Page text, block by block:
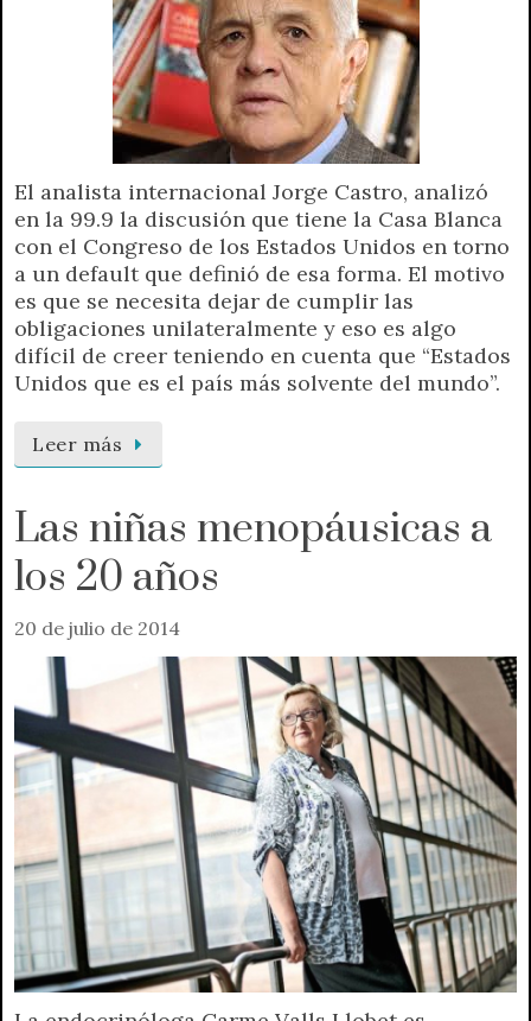
El analista internacional Jorge Castro, analizó
en la 99.9 la discusión que tiene la Casa Blanca
con el Congreso de los Estados Unidos en torno
a un default que definió de esa forma. El motivo
es que se necesita dejar de cumplir las
obligaciones unilateralmente y eso es algo
difícil de creer teniendo en cuenta que “Estados
Unidos que es el país más solvente del mundo”.
Leer más
Las niñas menopáusicas a
los 20 años
20 de julio de 2014